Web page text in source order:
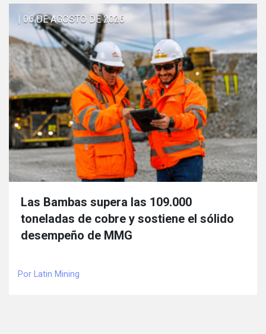
| 06 DE AGOSTO DE 2026
Las Bambas supera las 109.000
toneladas de cobre y sostiene el sólido
desempeño de MMG
Por Latin Mining